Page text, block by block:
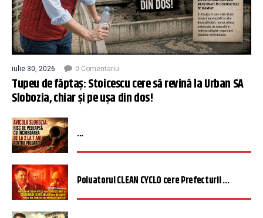
iulie 30, 2026 0 Comentariu
Tupeu de făptaș: Stoicescu cere să revină la Urban SA
Slobozia, chiar și pe ușa din dos!
...
Poluatorul CLEAN CYCLO cere Prefecturii ...